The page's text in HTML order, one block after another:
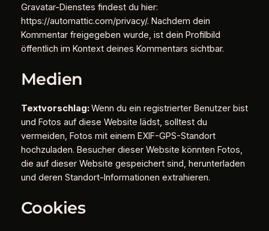
Gravatar-Dienstes findest du hier:
https://automattic.com/privacy/. Nachdem dein
Kommentar freigegeben wurde, ist dein Profilbild
öffentlich im Kontext deines Kommentars sichtbar.
Medien
Textvorschlag:Wenn du ein registrierter Benutzer bist
und Fotos auf diese Website lädst, solltest du
vermeiden, Fotos mit einem EXIF-GPS-Standort
hochzuladen. Besucher dieser Website könnten Fotos,
die auf dieser Website gespeichert sind, herunterladen
und deren Standort-Informationen extrahieren.
Cookies